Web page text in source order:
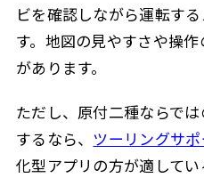
ビを確認しながら運転す
す。地図の見やすさや操
があります。
ただし、原付二種ならで
するなら、 ツーリングサ
化型アプリの方が適して